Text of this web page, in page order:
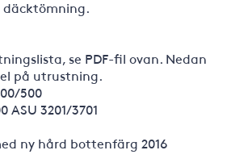
se PDF-fil ovan. Nedan
på utrustning.
500
ASU 3201/3701
ny hård bottenfärg 2016